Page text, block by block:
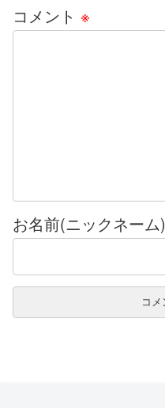
コメント ※
お名前(ニックネーム)